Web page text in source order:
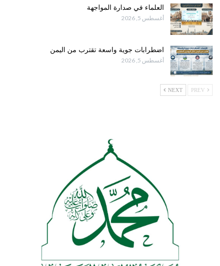
العلماء في صدارة المواجهة
أغسطس 5, 2026
اضطرابات جوية واسعة تقترب من اليمن
أغسطس 5, 2026
NEXT